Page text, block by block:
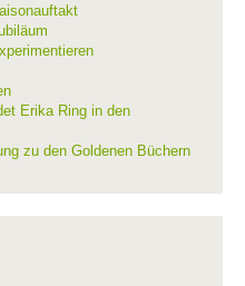
Erika Ring in den
zu den Goldenen Büchern